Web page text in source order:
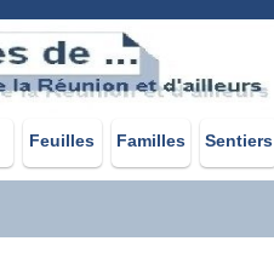
Feuilles Familles Sentiers